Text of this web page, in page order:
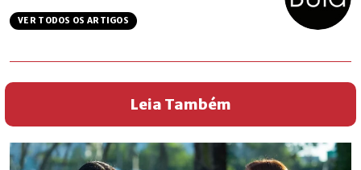
VER TODOS OS ARTIGOS
Leia Também